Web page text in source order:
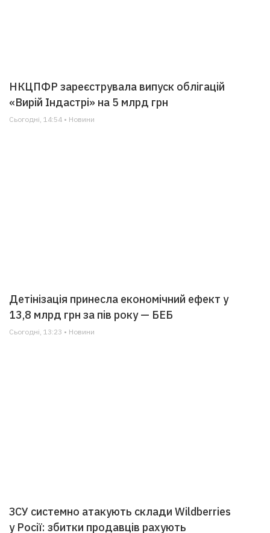
НКЦПФР зареєструвала випуск облігацій
«Вирій Індастрі» на 5 млрд грн
Сьогодні, 14:54 • Новини
Детінізація принесла економічний ефект у
13,8 млрд грн за пів року — БЕБ
Сьогодні, 13:23 • Новини
ЗСУ системно атакують склади Wildberries
у Росії: збитки продавців рахують